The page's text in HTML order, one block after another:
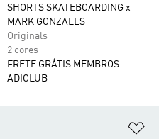
SHORTS SKATEBOARDING x
MARK GONZALES
Originals
2 cores
FRETE GRÁTIS MEMBROS
ADICLUB